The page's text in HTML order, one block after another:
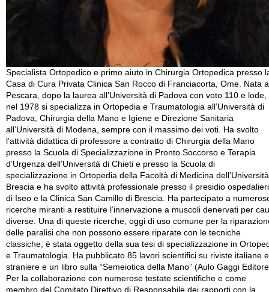
Specialista Ortopedico e primo aiuto in Chirurgia Ortopedica presso
Casa di Cura Privata Clinica San Rocco di Franciacorta, Ome. Nata a
Pescara, dopo la laurea all’Università di Padova con voto 110 e lode,
nel 1978 si specializza in Ortopedia e Traumatologia all’Università di
Padova, Chirurgia della Mano e Igiene e Direzione Sanitaria
all’Università di Modena, sempre con il massimo dei voti. Ha svolto
l’attività didattica di professore a contratto di Chirurgia della Mano
presso la Scuola di Specializzazione in Pronto Soccorso e Terapia
d’Urgenza dell’Università di Chieti e presso la Scuola di
specializzazione in Ortopedia della Facoltà di Medicina
Brescia e ha svolto attività professionale presso il presidio
di Iseo e la Clinica San Camillo di Brescia. Ha partecipato a
ricerche miranti a restituire l’innervazione a muscoli denervati per
diverse. Una di queste ricerche, oggi di uso comune per la
delle paralisi che non possono essere riparate con le tecniche
classiche, è stata oggetto della sua tesi di specializzazione in
e Traumatologia. Ha pubblicato 85 lavori scientifici su riviste italiane e
straniere e un libro sulla “Semeiotica della Mano” (Aulo Gaggi
Per la collaborazione con numerose testate scientifiche e come
membro del Comitato Direttivo di Responsabile dei rapporti con la